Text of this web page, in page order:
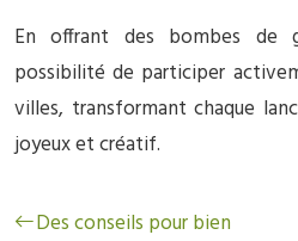
En offrant des bombes de
possibilité de participer
villes, transformant chaque
joyeux et créatif.
Des conseils pour bien